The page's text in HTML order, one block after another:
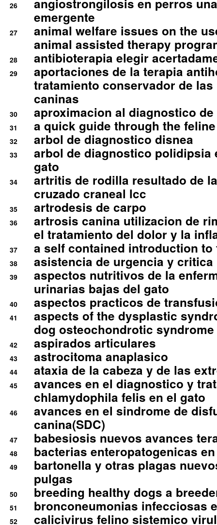
26
angiostrongilosis en perros
emergente
27
animal welfare issues on the
animal assisted therapy
28 antibioterapia elegir
29
aportaciones de la terapia
tratamiento conservador de
caninas
30 aproximacion al diagnostico
31 a quick guide through the
32 arbol de diagnostico disnea
33
arbol de diagnostico polidipsia
gato
34
artritis de rodilla resultado de
cruzado craneal lcc
35 artrodesis de carpo
36
artrosis canina utilizacion de
el tratamiento del dolor y la
37 a self contained introduction
38 asistencia de urgencia y
39
aspectos nutritivos de la
urinarias bajas del gato
40 aspectos practicos de
41
aspects of the dysplastic
dog osteochondrotic syndrome
42 aspirados articulares
43 astrocitoma anaplasico
44 ataxia de la cabeza y de las
45
avances en el diagnostico y
chlamydophila felis en el gato
46
avances en el sindrome de
canina(SDC)
47 babesiosis nuevos avances
48 bacterias enteropatogenicas
49
bartonella y otras plagas
pulgas
50 breeding healthy dogs a
51 bronconeumonias infecciosas
52
calicivirus felino sistemico